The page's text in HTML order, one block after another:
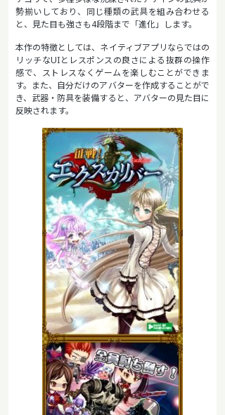
勢揃いしており、同じ種類の武具を組み合わせる
と、見た目も強さも4段階まで「進化」します。
本作の特徴としては、ネイティブアプリならではの
リッチなUIとレスポンスの良さによる抜群の操作
感で、ストレスなくゲームを楽しむことができま
す。また、自分だけのアバターを作成することがで
き、武器・防具を装備すると、アバターの見た目に
反映されます。